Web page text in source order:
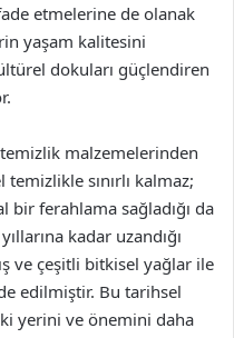
etmelerine de olanak
yaşam kalitesini
dokuları güçlendiren
malzemelerinden
temizlikle sınırlı kalmaz;
bir ferahlama sağladığı da
kadar uzandığı
ve çeşitli bitkisel yağlar ile
edilmiştir. Bu tarihsel
yerini ve önemini daha